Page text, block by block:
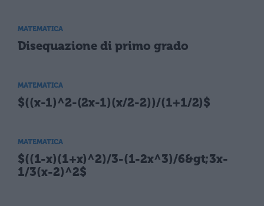
MATEMATICA
Disequazione di primo grado
MATEMATICA
$((x-1)^2-(2x-1)(x/2-2))/(1+1/2)$
MATEMATICA
$((1-x)(1+x)^2)/3-(1-2x^3)/6&gt;3x-
1/3(x-2)^2$